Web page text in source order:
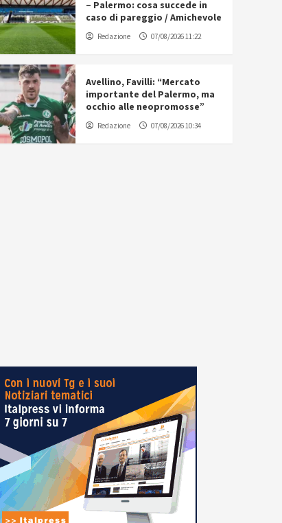
– Palermo: cosa succede in
caso di pareggio / Amichevole
Redazione 07/08/2026 11:22
Avellino, Favilli: “Mercato
importante del Palermo, ma
occhio alle neopromosse”
Redazione 07/08/2026 10:34